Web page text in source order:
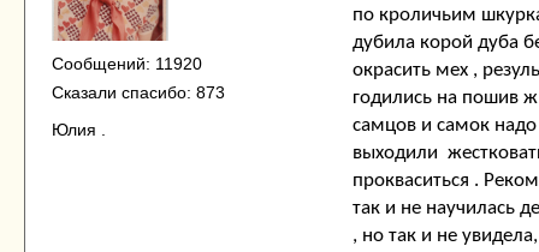
Сообщений: 11920
Сказали спасибо: 873
Юлия .
по кроличьим
дубила корой дуба
окрасить мех ,
годились на пошив
самцов и самок
выходили
прокваситься .
так и не научилась
, но так и не